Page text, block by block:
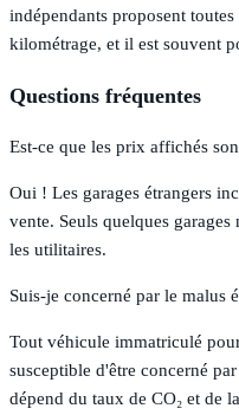
indépendants proposent
kilométrage, et il est souvent
Questions fréquentes
Est-ce que les prix affichés
Oui ! Les garages étrangers
vente. Seuls quelques
les utilitaires.
Suis-je concerné par le malus
Tout véhicule immatriculé
susceptible d'être concerné
dépend du taux de CO₂ et de